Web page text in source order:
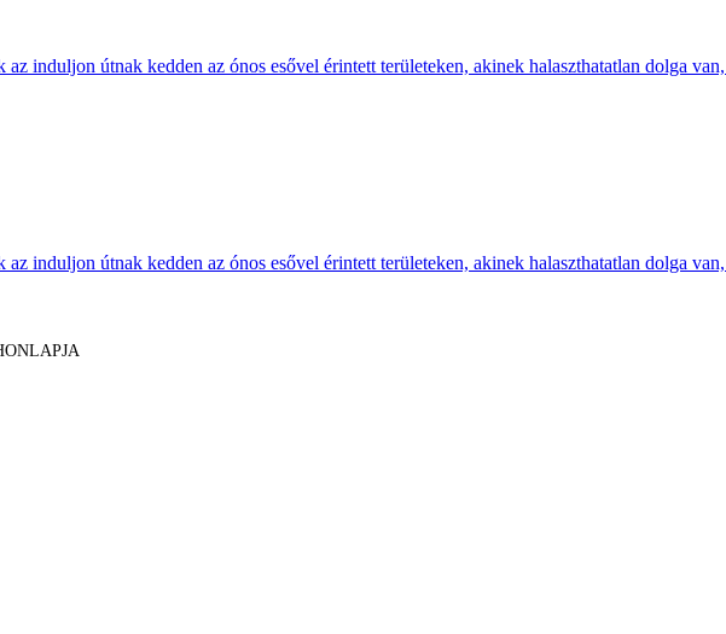
induljon útnak kedden az ónos esővel érintett területeken, akinek halaszthatatlan dolga
induljon útnak kedden az ónos esővel érintett területeken, akinek halaszthatatlan dolga